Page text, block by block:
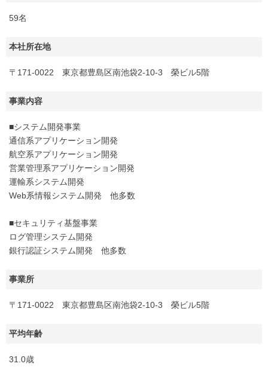
59名
本社所在地
〒171-0022 東京都豊島区南池袋2-10-3 榮ビル5階
事業内容
■システム開発事業
通信系アプリケーション開発
航空系アプリケーション開発
営業管理系アプリケーション開発
運輸系システム開発
Web系情報システム開発 他多数
■セキュリティ基盤事業
ログ管理システム開発
銀行認証システム開発 他多数
事業所
〒171-0022 東京都豊島区南池袋2-10-3 榮ビル5階
平均年齢
31.0歳